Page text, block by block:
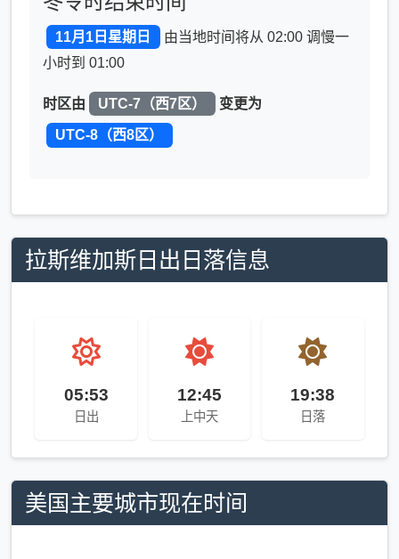
11月1日星期日
由当地时间将从 02:00 调慢一
小时到 01:00
时区由 UTC-7（西7区） 变更为
UTC-8（西8区）
拉斯维加斯日出日落信息
05:53
日出
12:45
上中天
19:38
日落
美国主要城市现在时间